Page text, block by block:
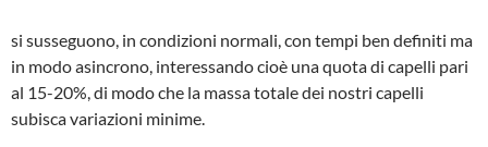
si susseguono, in condizioni normali, con tempi ben definiti ma
in modo asincrono, interessando cioè una quota di capelli pari
al 15-20%, di modo che la massa totale dei nostri capelli
subisca variazioni minime.